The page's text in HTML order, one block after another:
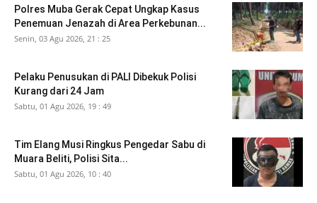
Polres Muba Gerak Cepat Ungkap Kasus
Penemuan Jenazah di Area Perkebunan...
Senin, 03 Agu 2026, 21 : 25
Pelaku Penusukan di PALI Dibekuk Polisi
Kurang dari 24 Jam
Sabtu, 01 Agu 2026, 19 : 49
Tim Elang Musi Ringkus Pengedar Sabu di
Muara Beliti, Polisi Sita...
Sabtu, 01 Agu 2026, 10 : 40